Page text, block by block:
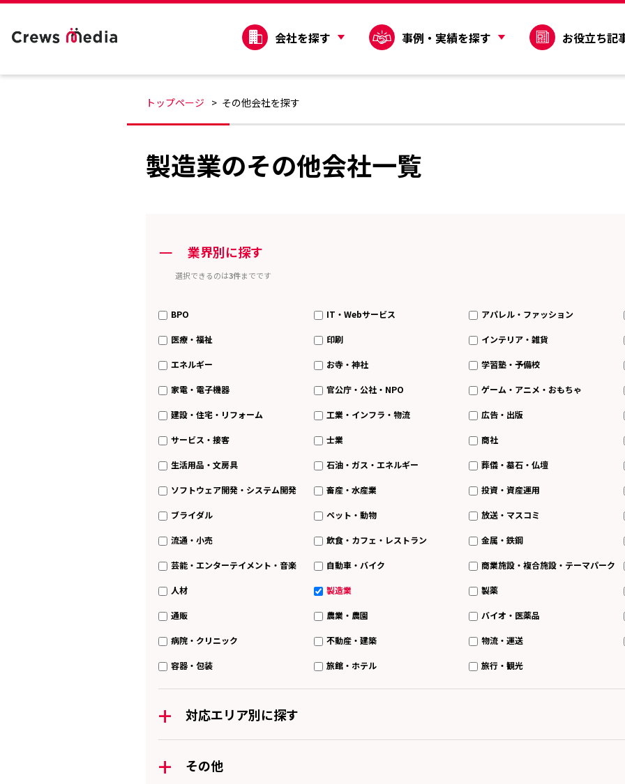
会社を探す 事例・実績を探す お役立ち記
トップページ その他会社を探す
製造業のその他会社一覧
ー 業界別に探す
選択できるのは3件までです
BPO IT・Webサービス アパレル・ファッション
医療・福祉 印刷 インテリア・雑貨
エネルギー お寺・神社 学習塾・予備校
家電・電子機器 官公庁・公社・NPO ゲーム・アニメ・おもちゃ
建設・住宅・リフォーム 工業・インフラ・物流 広告・出版
サービス・接客 士業 商社
生活用品・文房具 石油・ガス・エネルギー 葬儀・墓石・仏壇
ソフトウェア開発・システム開発 畜産・水産業 投資・資産運用
ブライダル ペット・動物 放送・マスコミ
流通・小売 飲食・カフェ・レストラン 金属・鉄鋼
芸能・エンターテイメント・音楽 自動車・バイク 商業施設・複合施設・テーマパーク
人材 製造業 製薬
通販 農業・農園 バイオ・医薬品
病院・クリニック 不動産・建築 物流・運送
容器・包装 旅館・ホテル 旅行・観光
+ 対応エリア別に探す
+ その他